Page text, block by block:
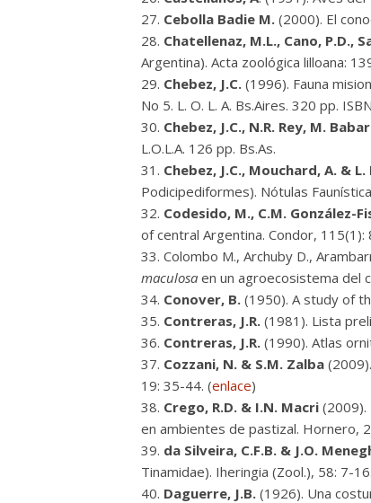
Cebolla Badie M. (2000). El
Chatellenaz, M.L., Cano, P.D.,
Argentina). Acta zoológica lilloana:
Chebez, J.C. (1996). Fauna
No 5. L. O. L. A. Bs.Aires. 320 pp.
Chebez, J.C., N.R. Rey, M.
L.O.L.A. 126 pp. Bs.As.
Chebez, J.C., Mouchard, A. &
Podicipediformes). Nótulas
Codesido, M., C.M. González-
of central Argentina. Condor, 115(1):
Colombo M., Archuby D.,
maculosa en un agroecosistema del
Conover, B. (1950). A study of
Contreras, J.R. (1981). Lista
Contreras, J.R. (1990). Atlas
Cozzani, N. & S.M. Zalba
19: 35-44. (enlace)
Crego, R.D. & I.N. Macri (2009).
en ambientes de pastizal. Hornero,
da Silveira, C.F.B. & J.O.
Tinamidae). Iheringia (Zool.), 58: 7-
Daguerre, J.B. (1926). Una